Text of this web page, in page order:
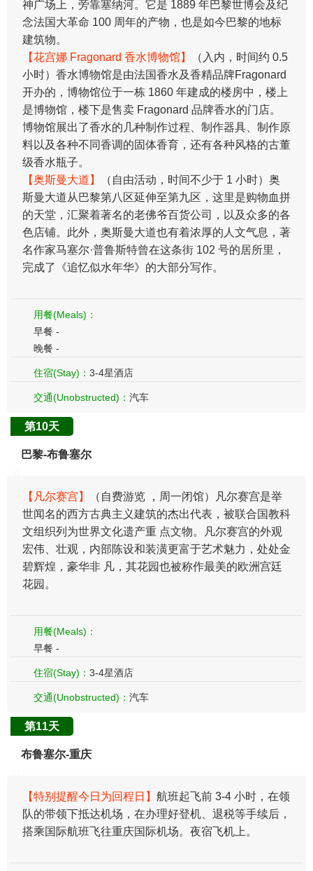
神广场上，旁靠塞纳河。它是 1889 年巴黎世博会及纪
念法国大革命 100 周年的产物，也是如今巴黎的地标
建筑物。
【花宫娜 Fragonard 香水博物馆】
（入内，时间约 0.5
小时）香水博物馆是由法国香水及香精品牌Fragonard
开办的，博物馆位于一栋 1860 年建成的楼房中，楼上
是博物馆，楼下是售卖 Fragonard 品牌香水的门店。
博物馆展出了香水的几种制作过程、制作器具、制作原
料以及各种不同香调的固体香育，还有各种风格的古董
级香水瓶子。
【奥斯曼大道】
（自由活动，时间不少于 1 小时）奥
斯曼大道从巴黎第八区延伸至第九区，这里是购物血拼
的天堂，汇聚着著名的老佛爷百货公司，以及众多的各
色店铺。此外，奥斯曼大道也有着浓厚的人文气息，著
名作家马塞尔·普鲁斯特曾在这条街 102 号的居所里，
完成了《追忆似水年华》的大部分写作。
用餐(Meals)：
早餐 -
晚餐 -
住宿(Stay)： 3-4星酒店
交通(Unobstructed)： 汽车
第10天
巴黎-布鲁塞尔
【凡尔赛宫】
（自费游览 ，周一闭馆）凡尔赛宫是举
世闻名的西方古典主义建筑的杰出代表，被联合国教科
文组织列为世界文化遗产重 点文物。凡尔赛宫的外观
宏伟、壮观，内部陈设和装潢更富于艺术魅力，处处金
碧辉煌，豪华非 凡，其花园也被称作最美的欧洲宫廷
花园。
用餐(Meals)：
早餐 -
住宿(Stay)： 3-4星酒店
交通(Unobstructed)： 汽车
第11天
布鲁塞尔-重庆
【特别提醒今日为回程日】 航班起飞前 3-4 小时，在领
队的带领下抵达机场，在办理好登机、退税等手续后，
搭乘国际航班飞往重庆国际机场。夜宿飞机上。